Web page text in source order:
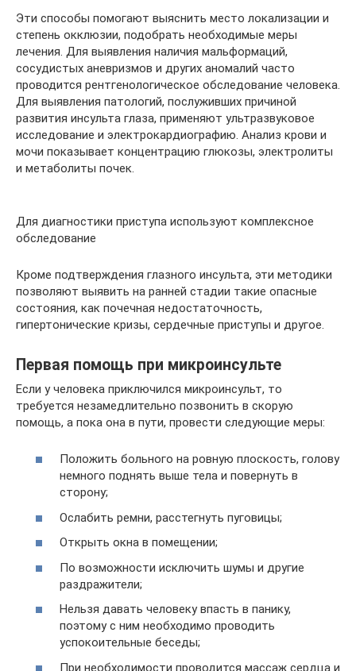
Эти способы помогают выяснить место локализации и
степень окклюзии, подобрать необходимые меры
лечения. Для выявления наличия мальформаций,
сосудистых аневризмов и других аномалий часто
проводится рентгенологическое обследование человека.
Для выявления патологий, послуживших причиной
развития инсульта глаза, применяют ультразвуковое
исследование и электрокардиографию. Анализ крови и
мочи показывает концентрацию глюкозы, электролиты
и метаболиты почек.
Для диагностики приступа используют комплексное
обследование
Кроме подтверждения глазного инсульта, эти методики
позволяют выявить на ранней стадии такие опасные
состояния, как почечная недостаточность,
гипертонические кризы, сердечные приступы и другое.
Первая помощь при микроинсульте
Если у человека приключился микроинсульт, то
требуется незамедлительно позвонить в скорую
помощь, а пока она в пути, провести следующие меры:
Положить больного на ровную плоскость, голову
немного поднять выше тела и повернуть в
сторону;
Ослабить ремни, расстегнуть пуговицы;
Открыть окна в помещении;
По возможности исключить шумы и другие
раздражители;
Нельзя давать человеку впасть в панику,
поэтому с ним необходимо проводить
успокоительные беседы;
При необходимости проводится массаж сердца и